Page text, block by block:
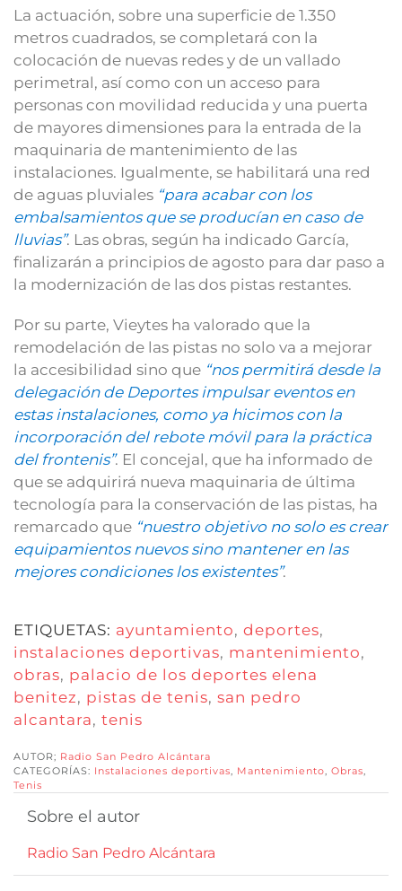
La actuación, sobre una superficie de 1.350
metros cuadrados, se completará con la
colocación de nuevas redes y de un vallado
perimetral, así como con un acceso para
personas con movilidad reducida y una puerta
de mayores dimensiones para la entrada de la
maquinaria de mantenimiento de las
instalaciones. Igualmente, se habilitará una red
de aguas pluviales “para acabar con los
embalsamientos que se producían en caso de
lluvias”. Las obras, según ha indicado García,
finalizarán a principios de agosto para dar paso a
la modernización de las dos pistas restantes.
Por su parte, Vieytes ha valorado que la
remodelación de las pistas no solo va a mejorar
la accesibilidad sino que “nos permitirá desde la
delegación de Deportes impulsar eventos en
estas instalaciones, como ya hicimos con la
incorporación del rebote móvil para la práctica
del frontenis”. El concejal, que ha informado de
que se adquirirá nueva maquinaria de última
tecnología para la conservación de las pistas, ha
remarcado que “nuestro objetivo no solo es crear
equipamientos nuevos sino mantener en las
mejores condiciones los existentes”.
ETIQUETAS: ayuntamiento, deportes,
instalaciones deportivas, mantenimiento,
obras, palacio de los deportes elena
benitez, pistas de tenis, san pedro
alcantara, tenis
AUTOR; Radio San Pedro Alcántara
CATEGORÍAS: Instalaciones deportivas Mantenimiento Obras
Tenis
Sobre el autor
Radio San Pedro Alcántara